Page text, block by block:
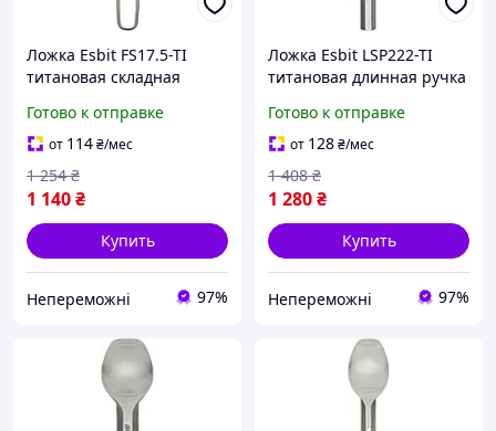
Ложка Esbit FS17.5-TI
титановая складная
пикников |neper-1227|
Готово к отправке
от 114₴/мес
1 140₴
1 254 ₴
Купить
Непереможні 97%
Ложка Esbit LSP222-TI
титановая длинная ручка
18 г компактная |neper-
1227|
Готово к отправке
от 128₴/мес
1 280₴
1 408 ₴
Купить
Непереможні 97%